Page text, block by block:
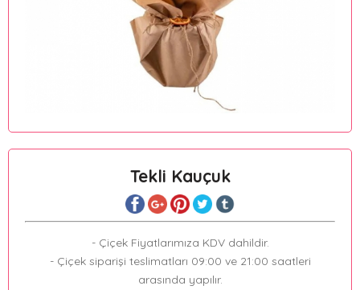
Tekli Kauçuk
- Çiçek Fiyatlarımıza KDV dahildir.
- Çiçek siparişi teslimatları 09:00 ve 21:00 saatleri
arasında yapılır.